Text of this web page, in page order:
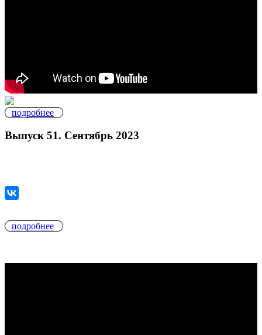
подробнее
Выпуск 51. Сентябрь 2023
подробнее